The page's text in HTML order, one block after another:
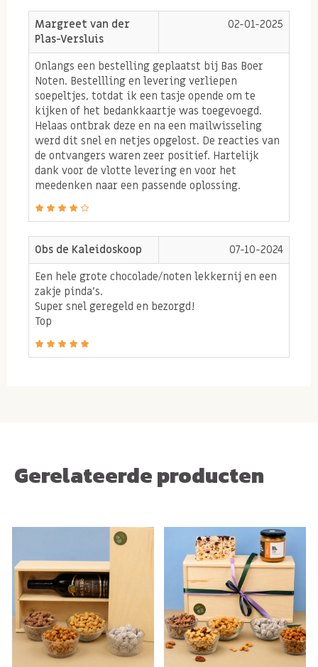
cadeautje? Met dit goud waard cadeautje laat je op een
originele manier weten hoe erg jij iemand waardeert.
Of het nu gaat om een vriendin, moeder, je collega of
al je werknemers die dat ene project weer voor elkaar
hebben. Een klein geschenk met een groots effect!
Uiteraard tjokvol krokante nootjes én echte Callebaut
chocolade. 100% genieten dus!
Tip: Op zoek naar een luxe goud waard cadeau
pakket? Bekijk dan ook eensdeze inclusief
gouden bottega drankje!
* Let op: de chocolade rondo is vervangen voor een Bas
Boer chocoladereep*
Margreet van der
Plas-Versluis
02-01-2025
Onlangs een bestelling geplaatst bij Bas Boer
Noten. Bestellling en levering verliepen
soepeltjes, totdat ik een tasje opende om te
kijken of het bedankkaartje was toegevoegd.
Helaas ontbrak deze en na een mailwisseling
werd dit snel en netjes opgelost. De reacties van
de ontvangers waren zeer positief. Hartelijk
dank voor de vlotte levering en voor het
meedenken naar een passende oplossing.
Obs de Kaleidoskoop
07-10-2024
Een hele grote chocolade/noten lekkernij en een
zakje pinda's.
Super snel geregeld en bezorgd!
Top
Gerelateerde producten